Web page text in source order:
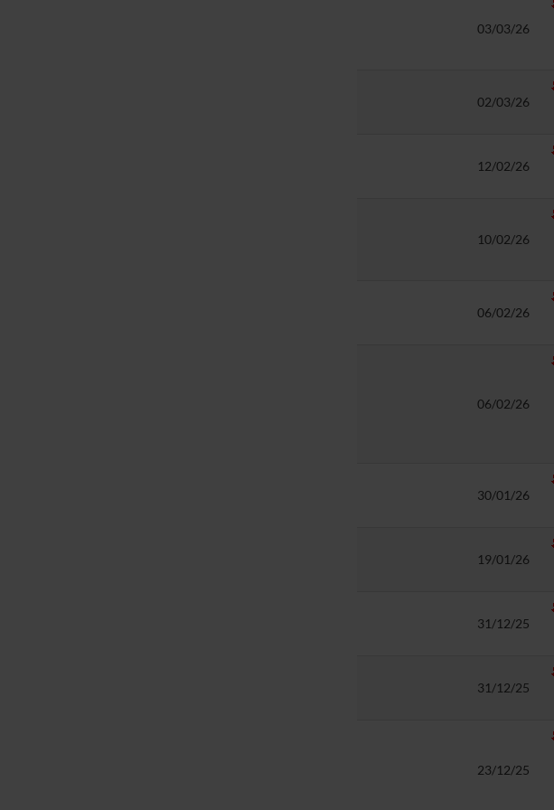
03/03/26
02/03/26
12/02/26
10/02/26
06/02/26
06/02/26
30/01/26
19/01/26
31/12/25
31/12/25
23/12/25